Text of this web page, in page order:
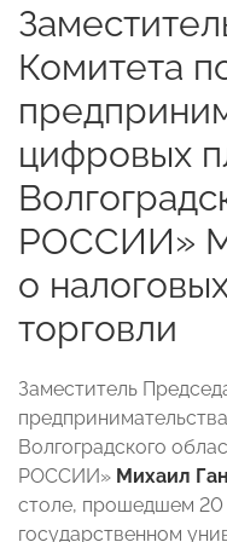
Комитета
цифровых
РОССИИ»
о
торговли
Заместитель
Волгоградского
РОССИИ» Михаил
столе, прошедшем 20
государственном